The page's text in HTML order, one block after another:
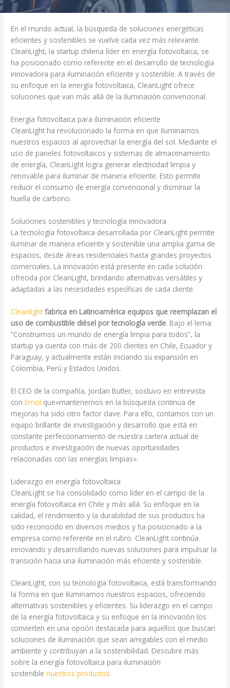
En el mundo actual, la búsqueda de soluciones energéticas
eficientes y sostenibles se vuelve cada vez más relevante.
CleanLight, la startup chilena líder en energía fotovoltaica, se
ha posicionado como referente en el desarrollo de tecnología
innovadora para iluminación eficiente y sostenible. A través de
su enfoque en la energía fotovoltaica, CleanLight ofrece
soluciones que van más allá de la iluminación convencional.
Energía fotovoltaica para iluminación eficiente
CleanLight ha revolucionado la forma en que iluminamos
nuestros espacios al aprovechar la energía del sol. Mediante el
uso de paneles fotovoltaicos y sistemas de almacenamiento
de energía, CleanLight logra generar electricidad limpia y
renovable para iluminar de manera eficiente. Esto permite
reducir el consumo de energía convencional y disminuir la
huella de carbono.
Soluciones sostenibles y tecnología innovadora
La tecnología fotovoltaica desarrollada por CleanLight permite
iluminar de manera eficiente y sostenible una amplia gama de
espacios, desde áreas residenciales hasta grandes proyectos
comerciales. La innovación está presente en cada solución
ofrecida por CleanLight, brindando alternativas versátiles y
adaptadas a las necesidades específicas de cada cliente.
Cleanlightfabrica en Latinoamérica equipos que reemplazan el
uso de combustible diésel por tecnología verde. Bajo el lema:
“Construimos un mundo de energía limpia para todos”, la
startup ya cuenta con más de 200 clientes en Chile, Ecuador y
Paraguay, y actualmente están iniciando su expansión en
Colombia, Perú y Estados Unidos.
El CEO de la compañía, Jordan Butler, sostuvo en entrevista
conEmol que»mantenernos en la búsqueda continua de
mejoras ha sido otro factor clave. Para ello, contamos con un
equipo brillante de investigación y desarrollo que está en
constante perfeccionamiento de nuestra cartera actual de
productos e investigación de nuevas oportunidades
relacionadas con las energías limpias».
Liderazgo en energía fotovoltaica
CleanLight se ha consolidado como líder en el campo de la
energía fotovoltaica en Chile y más allá. Su enfoque en la
calidad, el rendimiento y la durabilidad de sus productos ha
sido reconocido en diversos medios y ha posicionado a la
empresa como referente en el rubro. CleanLight continúa
innovando y desarrollando nuevas soluciones para impulsar la
transición hacia una iluminación más eficiente y sostenible.
CleanLight, con su tecnología fotovoltaica, está transformando
la forma en que iluminamos nuestros espacios, ofreciendo
alternativas sostenibles y eficientes. Su liderazgo en el campo
de la energía fotovoltaica y su enfoque en la innovación los
convierten en una opción destacada para aquellos que buscan
soluciones de iluminación que sean amigables con el medio
ambiente y contribuyan a la sostenibilidad. Descubre más
sobre la energía fotovoltaica para iluminación
sosteniblenuestros productos.